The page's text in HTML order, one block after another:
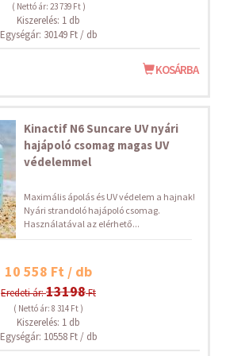
( Nettó ár: 23 739 Ft )
Kiszerelés: 1 db
Egységár: 30149 Ft / db
KOSÁRBA
Kinactif N6 Suncare UV nyári
hajápoló csomag magas UV
védelemmel
Maximális ápolás és UV védelem a hajnak!
Nyári strandoló hajápoló csomag.
Használatával az elérhető...
10 558 Ft / db
Eredeti ár:13198Ft
( Nettó ár: 8 314 Ft )
Kiszerelés: 1 db
Egységár: 10558 Ft / db